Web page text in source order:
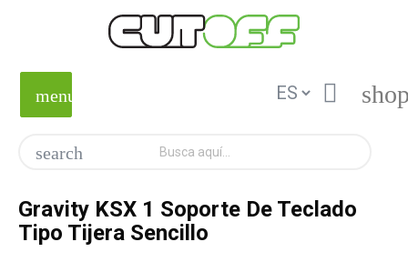
menu 
search
Gravity KSX 1 Soporte De Teclado
Tipo Tijera Sencillo